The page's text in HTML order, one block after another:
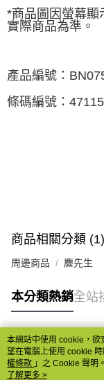
*商品圖因螢幕顯
實際商品為準。
產品編號：
條碼編號：
商品相關分類 (1)
周邊商品 麋先生
本分類熱銷全站
熱門標籤
本網站中使用 cookie，欲
望在電腦上使用 cookie
權條款 」之 Cookie 聲明
用條款之 Cookie 聲明使
了解更多 >